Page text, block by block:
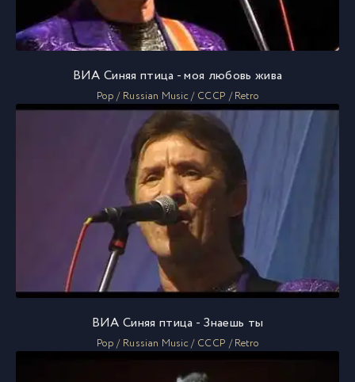
ВИА Синяя птица - моя любовь жива
Pop / Russian Music / СССР / Retro
ВИА Синяя птица - Знаешь ты
Pop / Russian Music / СССР / Retro